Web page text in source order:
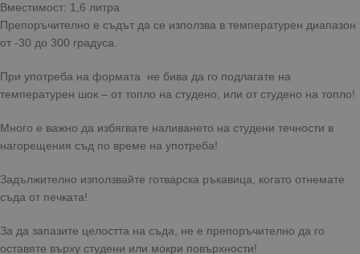
Вместимост: 1,6 литра
Препоръчително е съдът да се използва в температурен диапазон
от -30 до 300 градуса.
При употреба на формата не бива да го подлагате на
температурен шок – от топло на студено, или от студено на топло!
Много е важно да избягвате наливането на студени течности в
нагорещения съд по време на употреба!
Задължително използвайте готварска ръкавица, когато отнемате
съда от печката!
За да запазите целостта на съда, не е препоръчително да го
оставяте върху студени или мокри повърхности!